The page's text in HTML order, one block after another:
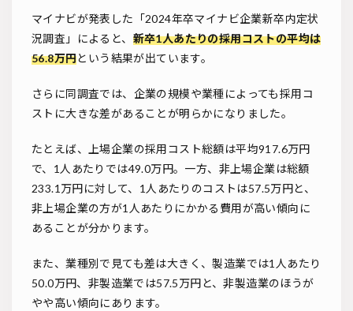
マイナビが発表した「2024年卒マイナビ企業新卒内定状
況調査」によると、 新卒1人あたりの採用コストの平均は
56.8万円という結果が出ています。
さらに同調査では、企業の規模や業種によっても採用コ
ストに大きな差があることが明らかになりました。
たとえば、上場企業の採用コスト総額は平均917.6万円
で、1人あたりでは49.0万円。一方、非上場企業は総額
233.1万円に対して、1人あたりのコストは57.5万円と、
非上場企業の方が1人あたりにかかる費用が高い傾向に
あることが分かります。
また、業種別で見ても差は大きく、製造業では1人あたり
50.0万円、非製造業では57.5万円と、非製造業のほうが
やや高い傾向にあります。